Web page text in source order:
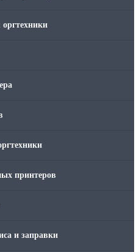
принтеров
и заправки